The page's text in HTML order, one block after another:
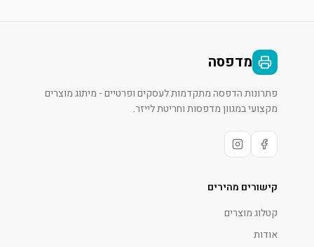
מדפסה
פתרונות הדפסה מתקדמות לעסקים ופרטיים - מיתוג מוצרים
מקצועי במגוון מדפסות וחריטת לייזר.
קישורים מהירים
קטלוג מוצרים
אודות